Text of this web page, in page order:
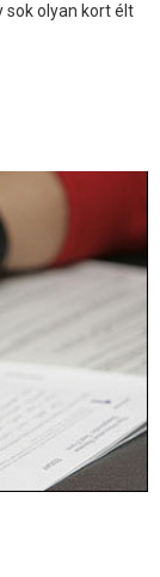
olyan kort élt